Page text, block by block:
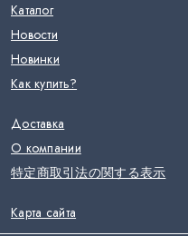
Каталог
Новости
Новинки
Как купить?
Доставка
О компании
特定商取引法の関する表示
Карта сайта